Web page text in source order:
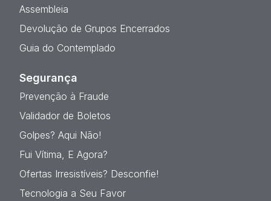
Assembleia
Devolução de Grupos Encerrados
Guia do Contemplado
Segurança
Prevenção à Fraude
Validador de Boletos
Golpes? Aqui Não!
Fui Vítima, E Agora?
Ofertas Irresistíveis? Desconfie!
Tecnologia a Seu Favor